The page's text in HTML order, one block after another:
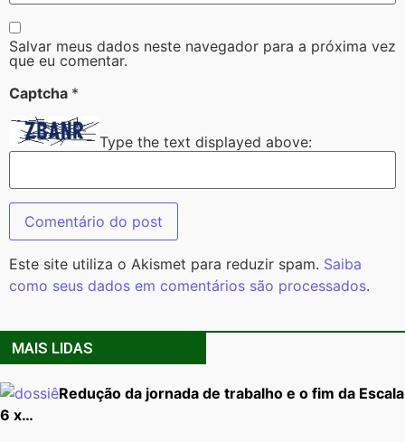
Salvar meus dados neste navegador para a próxima vez
que eu comentar.
Captcha *
Type the text displayed above:
Este site utiliza o Akismet para reduzir spam. Saiba
como seus dados em comentários são processados.
MAIS LIDAS
Redução da jornada de trabalho e o fim da Escala
6 x…